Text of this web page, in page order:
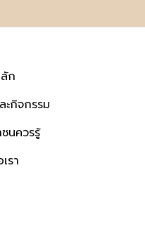
ก
ะกิจกรรม
ชนควรรู้
รา